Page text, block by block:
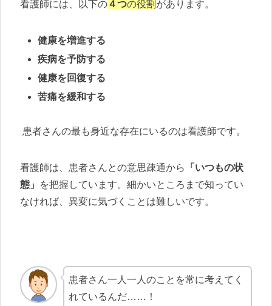
看護師には、以下の４つの役割 があります。
健康を増進する
疾病を予防する
健康を回復する
苦痛を緩和する
患者さんの最も身近な存在にいるのは看護師です。
看護師は、患者さんとの意思疎通から
「いつもの状
態」
を把握しています。細かいところまで知ってい
なければ、異変に気づくことは難しいです。
患者さん一人一人のことを常に考えてく
れているんだ……！